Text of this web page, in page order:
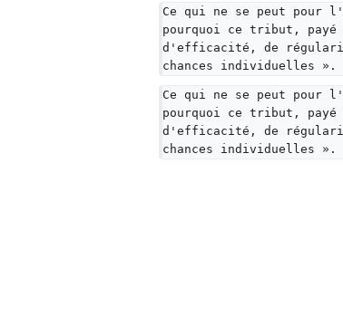
Ce qui ne se peut pour
pourquoi ce tribut, payé
d'efficacité, de
chances individuelles ».
Ce qui ne se peut pour
pourquoi ce tribut, payé
d'efficacité, de
chances individuelles ».